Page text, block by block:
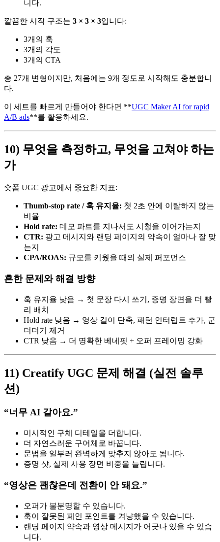
니다.
깔끔한 시작 구조는 3 × 3 × 3입니다:
3개의 훅
3개의 각도
3개의 CTA
총 27개 변형이지만, 처음에는 9개 정도로 시작해도 충분합니
다.
이 세트를 빠르게 만들어야 한다면 **UGC Maker AI for rapid
A/B ads**를 활용하세요.
10) 무엇을 측정하고, 무엇을 고쳐야 하는
가
숏폼 UGC 광고에서 중요한 지표:
Thumb-stop rate / 훅 유지율: 첫 2초 안에 이탈하지 않는
비율
Hold rate: 데모 파트를 지나서도 시청을 이어가는지
CTR: 광고 메시지와 랜딩 페이지의 약속이 얼마나 잘 맞
는지
CPA/ROAS: 규모를 키웠을 때의 실제 퍼포먼스
흔한 문제와 해결 방향
훅 유지율 낮음 → 첫 문장 다시 쓰기, 증명 장면을 더 빨
리 배치
Hold rate 낮음 → 영상 길이 단축, 패턴 인터럽트 추가, 군
더더기 제거
CTR 낮음 → 더 명확한 베네핏 + 오퍼 프레이밍 강화
11) Creatify UGC 문제 해결 (실전 솔루
션)
“너무 AI 같아요.”
미시적인 구체 디테일을 더합니다.
더 자연스러운 구어체로 바꿉니다.
문법을 일부러 완벽하게 맞추지 않아도 됩니다.
증명 샷, 실제 사용 장면 비중을 늘립니다.
“영상은 괜찮은데 전환이 안 돼요.”
오퍼가 불분명할 수 있습니다.
훅이 잘못된 페인 포인트를 겨냥했을 수 있습니다.
랜딩 페이지 약속과 영상 메시지가 어긋나 있을 수 있습
니다.